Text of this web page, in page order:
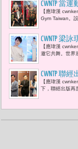
CWNTP 當
灣先生」
【應瑋漢
Gym Taiwan。
CWNTP 梁
【應瑋漢
邀它共舞。世界
CWNTP 聯
事長林正
【應瑋漢
下，聯經出版再